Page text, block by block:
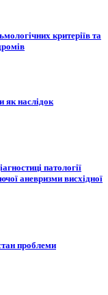
критеріїв та
як наслідок
патології
аневризми висхідної
проблеми